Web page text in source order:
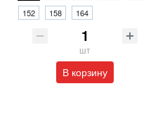
152
158 164
шт
В корзину